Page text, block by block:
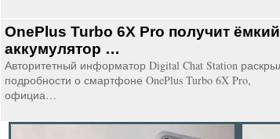
OnePlus Turbo 6X Pro получит ёмкий
аккумулятор …
Авторитетный информатор Digital Chat Station
подробности о смартфоне OnePlus Turbo 6X Pro,
официа…